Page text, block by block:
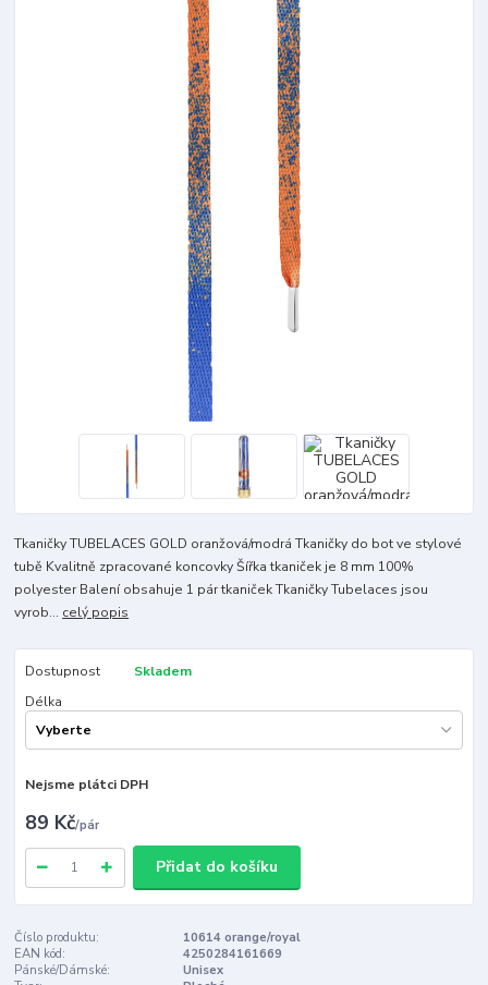
Tkaničky TUBELACES GOLD oranžová/modrá Tkaničky do bot ve stylové
tubě Kvalitně zpracované koncovky Šířka tkaniček je 8 mm 100%
polyester Balení obsahuje 1 pár tkaniček Tkaničky Tubelaces jsou
vyrob... celý popis
Dostupnost
Skladem
Délka
Nejsme plátci DPH
89 Kč/pár
Přidat do košíku
Číslo produktu:
10614 orange/royal
EAN kód:
4250284161669
Pánské/Dámské:
Unisex